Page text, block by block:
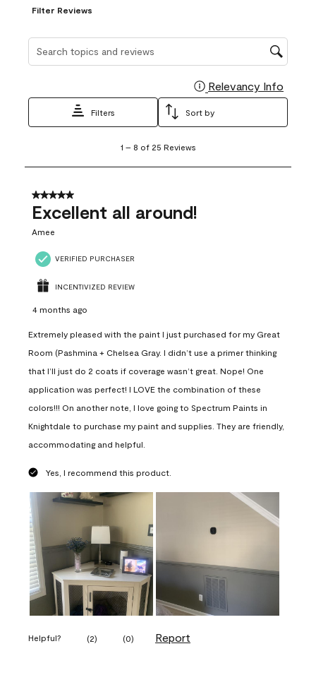
Filter Reviews
Relevancy Info
Filters Sort by
8
25
Reviews
1 – 8 of 25 Reviews
5 out of 5 stars.
Excellent all around!
Amee
VERIFIED PURCHASER
INCENTIVIZED REVIEW
4 months ago
Extremely pleased with the paint I just purchased for my Great
Room (Pashmina + Chelsea Gray. I didn’t use a primer thinking
that I’ll just do 2 coats if coverage wasn’t great. Nope! One
application was perfect! I LOVE the combination of these
colors!!! On another note, I love going to Spectrum Paints in
Knightdale to purchase my paint and supplies. They are friendly,
accommodating and helpful.
Yes, I recommend this product.
Helpful? (2) (0) Report